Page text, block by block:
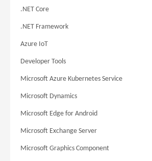
.NET Core
.NET Framework
Azure IoT
Developer Tools
Microsoft Azure Kubernetes Service
Microsoft Dynamics
Microsoft Edge for Android
Microsoft Exchange Server
Microsoft Graphics Component